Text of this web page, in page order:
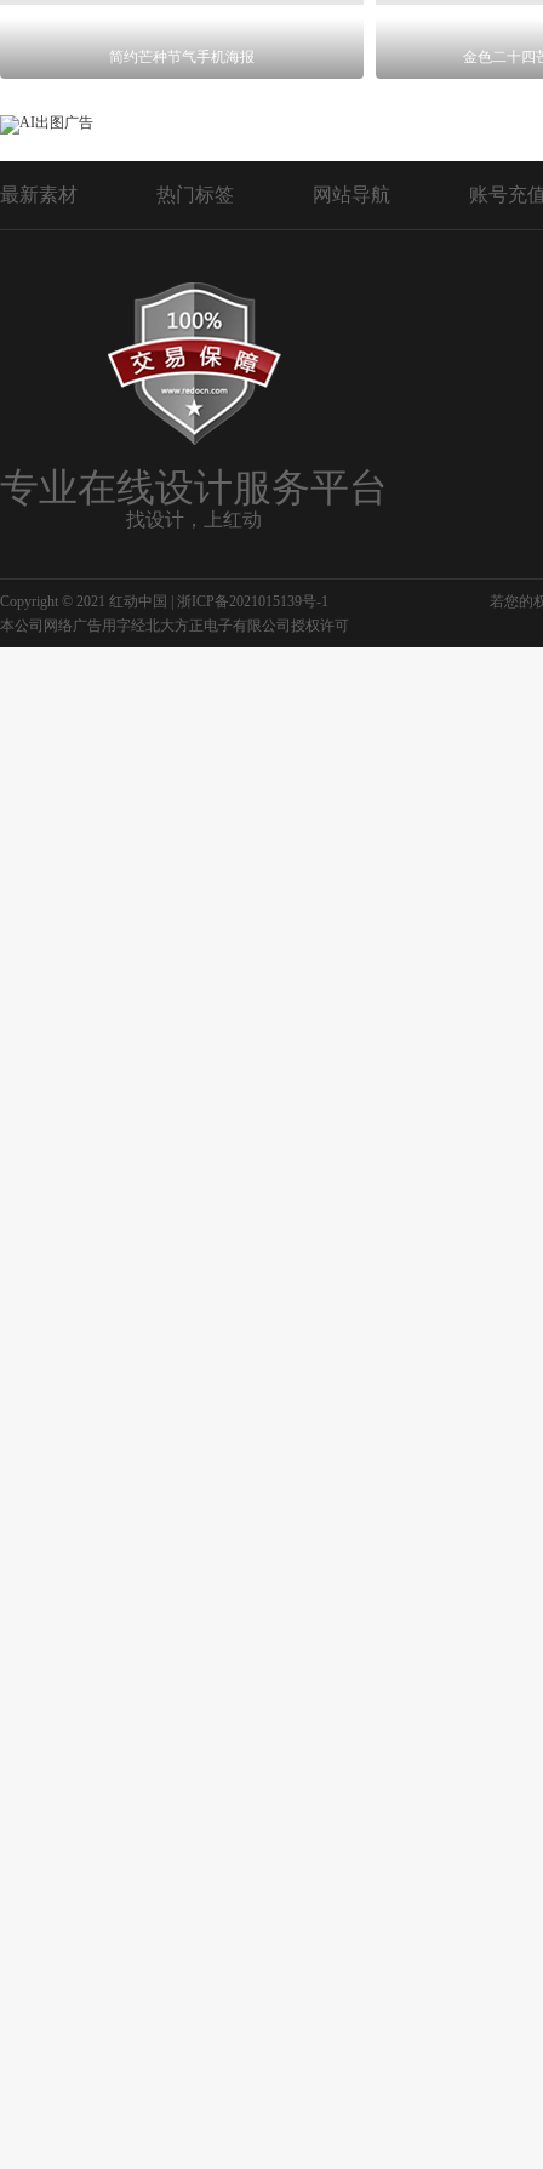
简约芒种节气手机海报 金色二十四
最新素材 热门标签 网站导航 账号充
专业在线设计服务平台
找设计，上红动
Copyright © 2021 红动中国 | 浙ICP备2021015139号-1
若您的
本公司网络广告用字经北大方正电子有限公司授权许可